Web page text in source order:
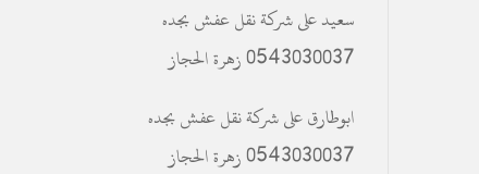
سعيدعلىشركة نقل عفش بجده
0543030037 زهرة الحجاز
ابوطارقعلىشركة نقل عفش بجده
0543030037 زهرة الحجاز